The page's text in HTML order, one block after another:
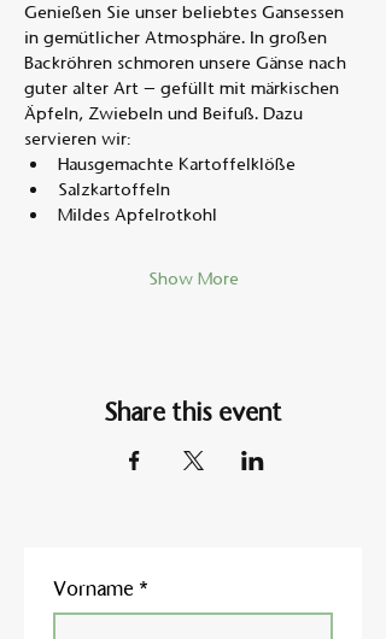
Genießen Sie unser beliebtes Gansessen
in gemütlicher Atmosphäre. In großen
Backröhren schmoren unsere Gänse nach
guter alter Art – gefüllt mit märkischen
Äpfeln, Zwiebeln und Beifuß. Dazu
servieren wir:
Hausgemachte Kartoffelklöße
Salzkartoffeln
Mildes Apfelrotkohl
Show More
Share this event
Vorname *